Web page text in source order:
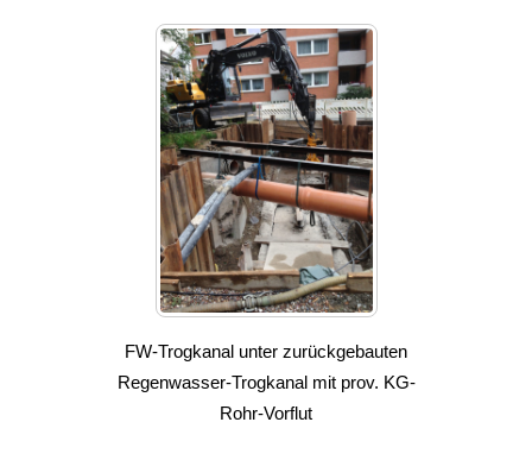
FW-Trogkanal unter zurückgebauten
Regenwasser-Trogkanal mit prov. KG-
Rohr-Vorflut